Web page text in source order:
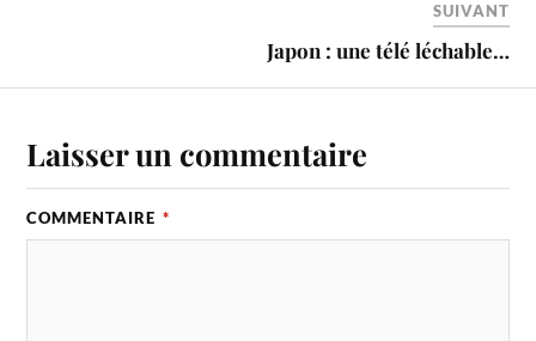
SUIVANT
Japon : une télé léchable…
Laisser un commentaire
COMMENTAIRE *